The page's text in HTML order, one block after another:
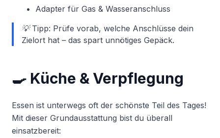
Adapter für Gas & Wasseranschluss
💡 Tipp: Prüfe vorab, welche Anschlüsse dein
Zielort hat – das spart unnötiges Gepäck.
🍳 Küche & Verpflegung
Essen ist unterwegs oft der schönste Teil des Tages!
Mit dieser Grundausstattung bist du überall
einsatzbereit: